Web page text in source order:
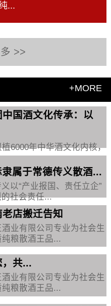
...
>>
+MORE
国酒文化传承：以
6000年中华酒文化内核，
属于常德传义散酒...
以“产业报国、责任立企”
社会责任...
店搬迁告知
业有限公司专业为社会生
粮散酒王品...
，共...
业有限公司专业为社会生
粮散酒王品...